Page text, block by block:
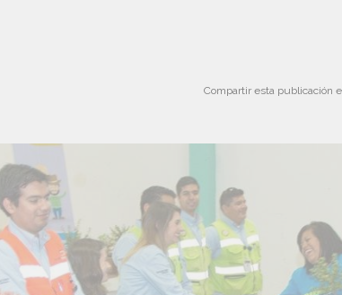
Compartir esta publicación